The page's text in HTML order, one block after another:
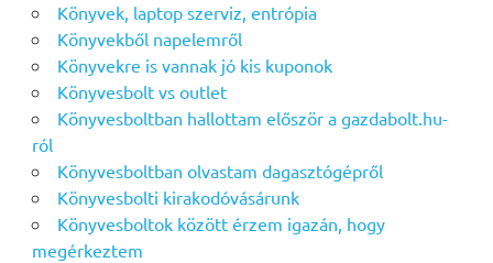
Könyvek, laptop szerviz, entrópia
Könyvekből napelemről
Könyvekre is vannak jó kis kuponok
Könyvesbolt vs outlet
Könyvesboltban hallottam először a gazdabolt.hu-
ról
Könyvesboltban olvastam dagasztógépről
Könyvesbolti kirakodóvásárunk
Könyvesboltok között érzem igazán, hogy
megérkeztem